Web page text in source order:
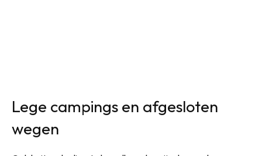
Lege campings en afgesloten
wegen